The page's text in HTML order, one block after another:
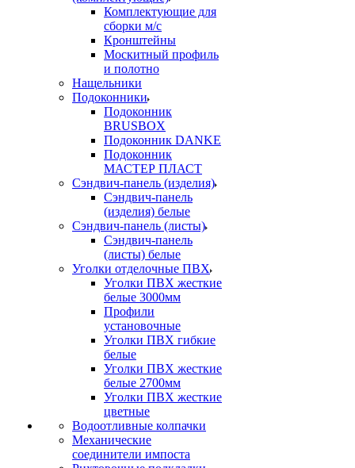
Комплектующие для
сборки м/с
Кронштейны
Москитный профиль
и полотно
Нащельники
Подоконники
Подоконник
BRUSBOX
Подоконник DANKE
Подоконник
МАСТЕР ПЛАСТ
Сэндвич-панель (изделия)
Сэндвич-панель
(изделия) белые
Сэндвич-панель (листы)
Сэндвич-панель
(листы) белые
Уголки отделочные ПВХ
Уголки ПВХ жесткие
белые 3000мм
Профили
установочные
Уголки ПВХ гибкие
белые
Уголки ПВХ жесткие
белые 2700мм
Уголки ПВХ жесткие
цветные
Водоотливные колпачки
Механические
соединители импоста